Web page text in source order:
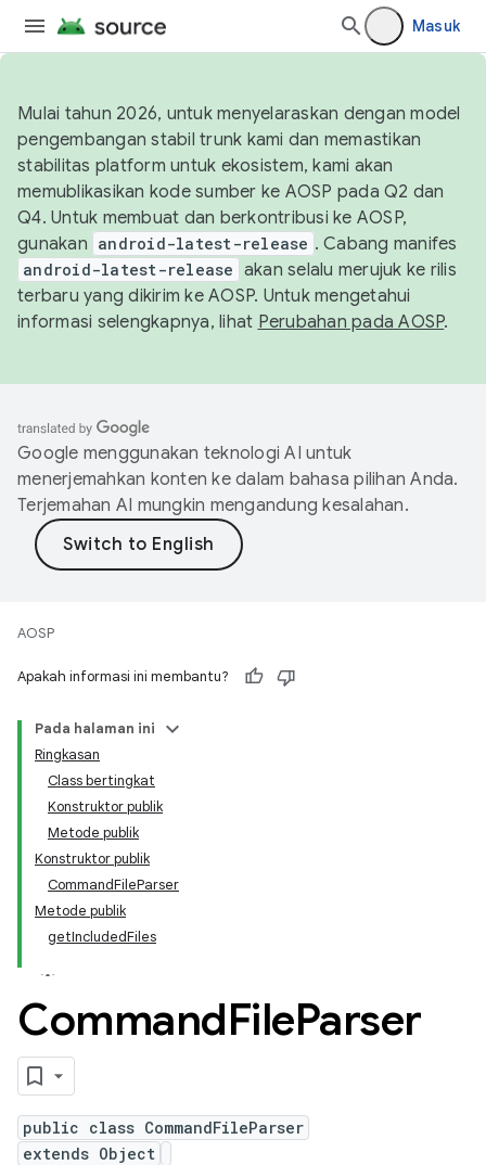
Masuk
Mulai tahun 2026, untuk menyelaraskan dengan model
pengembangan stabil trunk kami dan memastikan
stabilitas platform untuk ekosistem, kami akan
memublikasikan kode sumber ke AOSP pada Q2 dan
Q4. Untuk membuat dan berkontribusi ke AOSP,
gunakan android-latest-release . Cabang manifes
android-latest-release akan selalu merujuk ke rilis
terbaru yang dikirim ke AOSP. Untuk mengetahui
informasi selengkapnya, lihat Perubahan pada AOSP.
Google menggunakan teknologi AI untuk
menerjemahkan konten ke dalam bahasa pilihan Anda.
Terjemahan AI mungkin mengandung kesalahan.
AOSP
Apakah informasi ini membantu?
Pada halaman ini
Ringkasan
Class bertingkat
Konstruktor publik
Metode publik
Konstruktor publik
CommandFileParser
Metode publik
getIncludedFiles
CommandFileParser
public class CommandFileParser
extends Object